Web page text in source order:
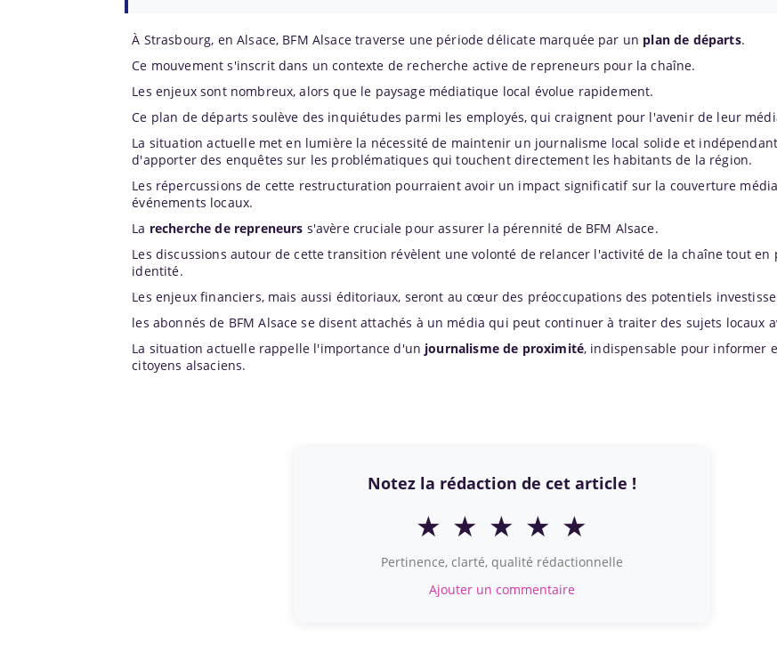
À Strasbourg, en Alsace, BFM Alsace traverse une période délicate marquée par un plan de départs.
Ce mouvement s'inscrit dans un contexte de recherche active de repreneurs pour la chaîne.
Les enjeux sont nombreux, alors que le paysage médiatique local évolue rapidement.
Ce plan de départs soulève des inquiétudes parmi les employés, qui craignent pour l'avenir de leur
La situation actuelle met en lumière la nécessité de maintenir un journalisme local solide et
d'apporter des enquêtes sur les problématiques qui touchent directement les habitants de la région.
Les répercussions de cette restructuration pourraient avoir un impact significatif sur la couverture
événements locaux.
La recherche de repreneurs s'avère cruciale pour assurer la pérennité de BFM Alsace.
Les discussions autour de cette transition révèlent une volonté de relancer l'activité de la chaîne tout en
identité.
Les enjeux financiers, mais aussi éditoriaux, seront au cœur des préoccupations des potentiels
les abonnés de BFM Alsace se disent attachés à un média qui peut continuer à traiter des sujets locaux
La situation actuelle rappelle l'importance d'un journalisme de proximité, indispensable pour informer
citoyens alsaciens.
Notez la rédaction de cet article !
★ ★ ★ ★ ★
Pertinence, clarté, qualité rédactionnelle
Ajouter un commentaire